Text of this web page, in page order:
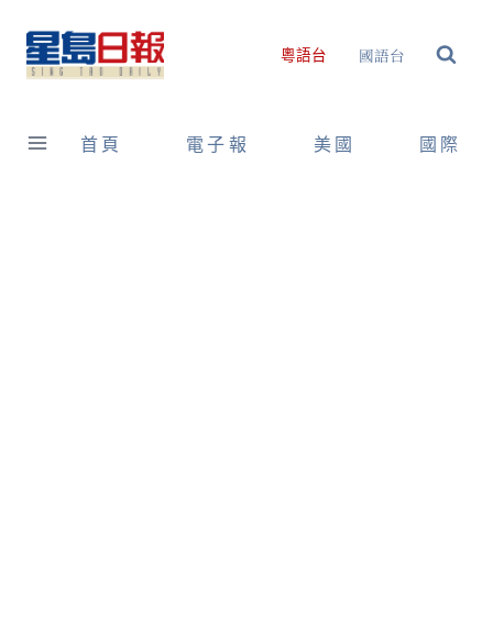
content
粵語台 國語台
首頁 電子報 美國 國際